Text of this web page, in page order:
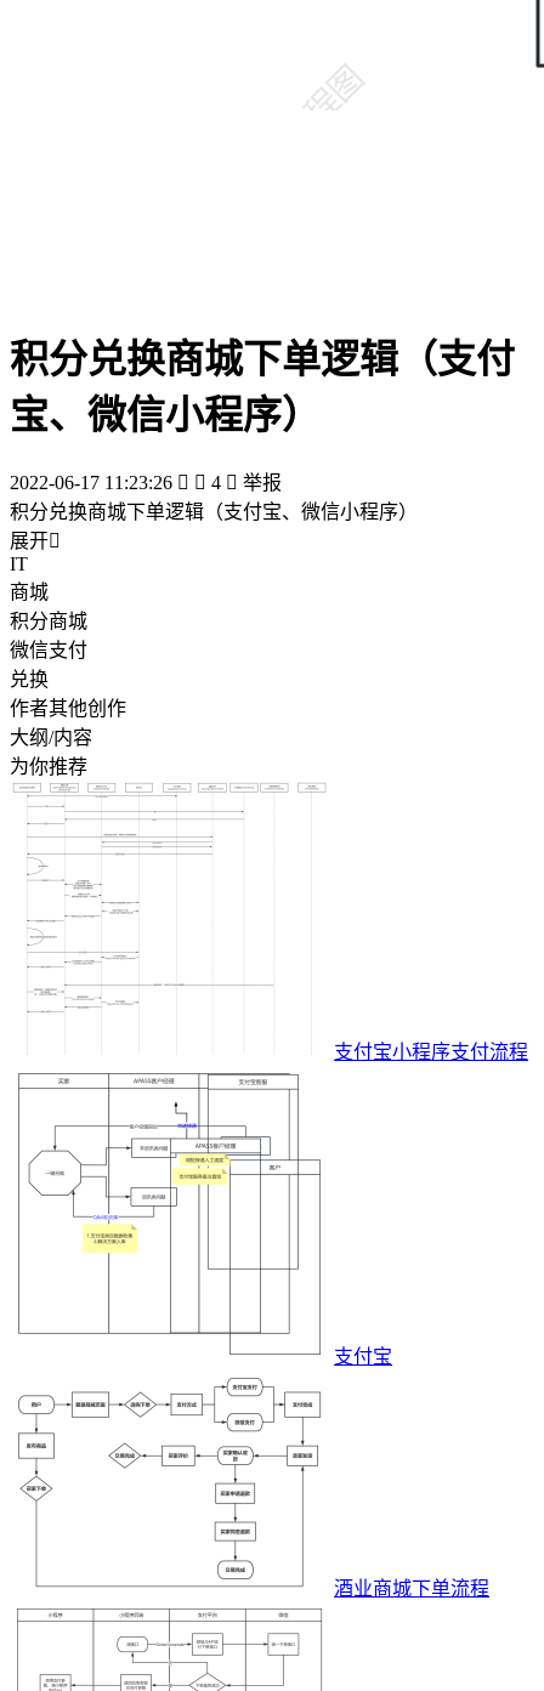
积分兑换商城下单逻辑（支付
宝、微信小程序）
2022-06-17 11:23:26   4  举报
积分兑换商城下单逻辑（支付宝、微信小程序）
展开
IT
商城
积分商城
微信支付
兑换
作者其他创作
大纲/内容
为你推荐
支付宝小程序支付流程
支付宝
酒业商城下单流程